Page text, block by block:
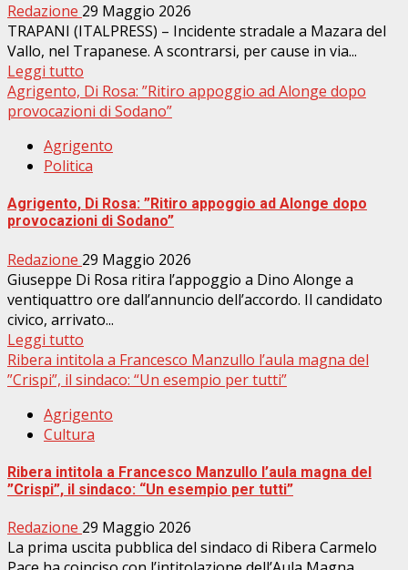
Redazione 29 Maggio 2026
TRAPANI (ITALPRESS) – Incidente stradale a Mazara del
Vallo, nel Trapanese. A scontrarsi, per cause in via...
Leggi tutto
Agrigento, Di Rosa: ”Ritiro appoggio ad Alonge dopo
provocazioni di Sodano”
Agrigento
Politica
Agrigento, Di Rosa: ”Ritiro appoggio ad Alonge dopo
provocazioni di Sodano”
Redazione 29 Maggio 2026
Giuseppe Di Rosa ritira l’appoggio a Dino Alonge a
ventiquattro ore dall’annuncio dell’accordo. Il candidato
civico, arrivato...
Leggi tutto
Ribera intitola a Francesco Manzullo l’aula magna del
”Crispi”, il sindaco: “Un esempio per tutti”
Agrigento
Cultura
Ribera intitola a Francesco Manzullo l’aula magna del
”Crispi”, il sindaco: “Un esempio per tutti”
Redazione 29 Maggio 2026
La prima uscita pubblica del sindaco di Ribera Carmelo